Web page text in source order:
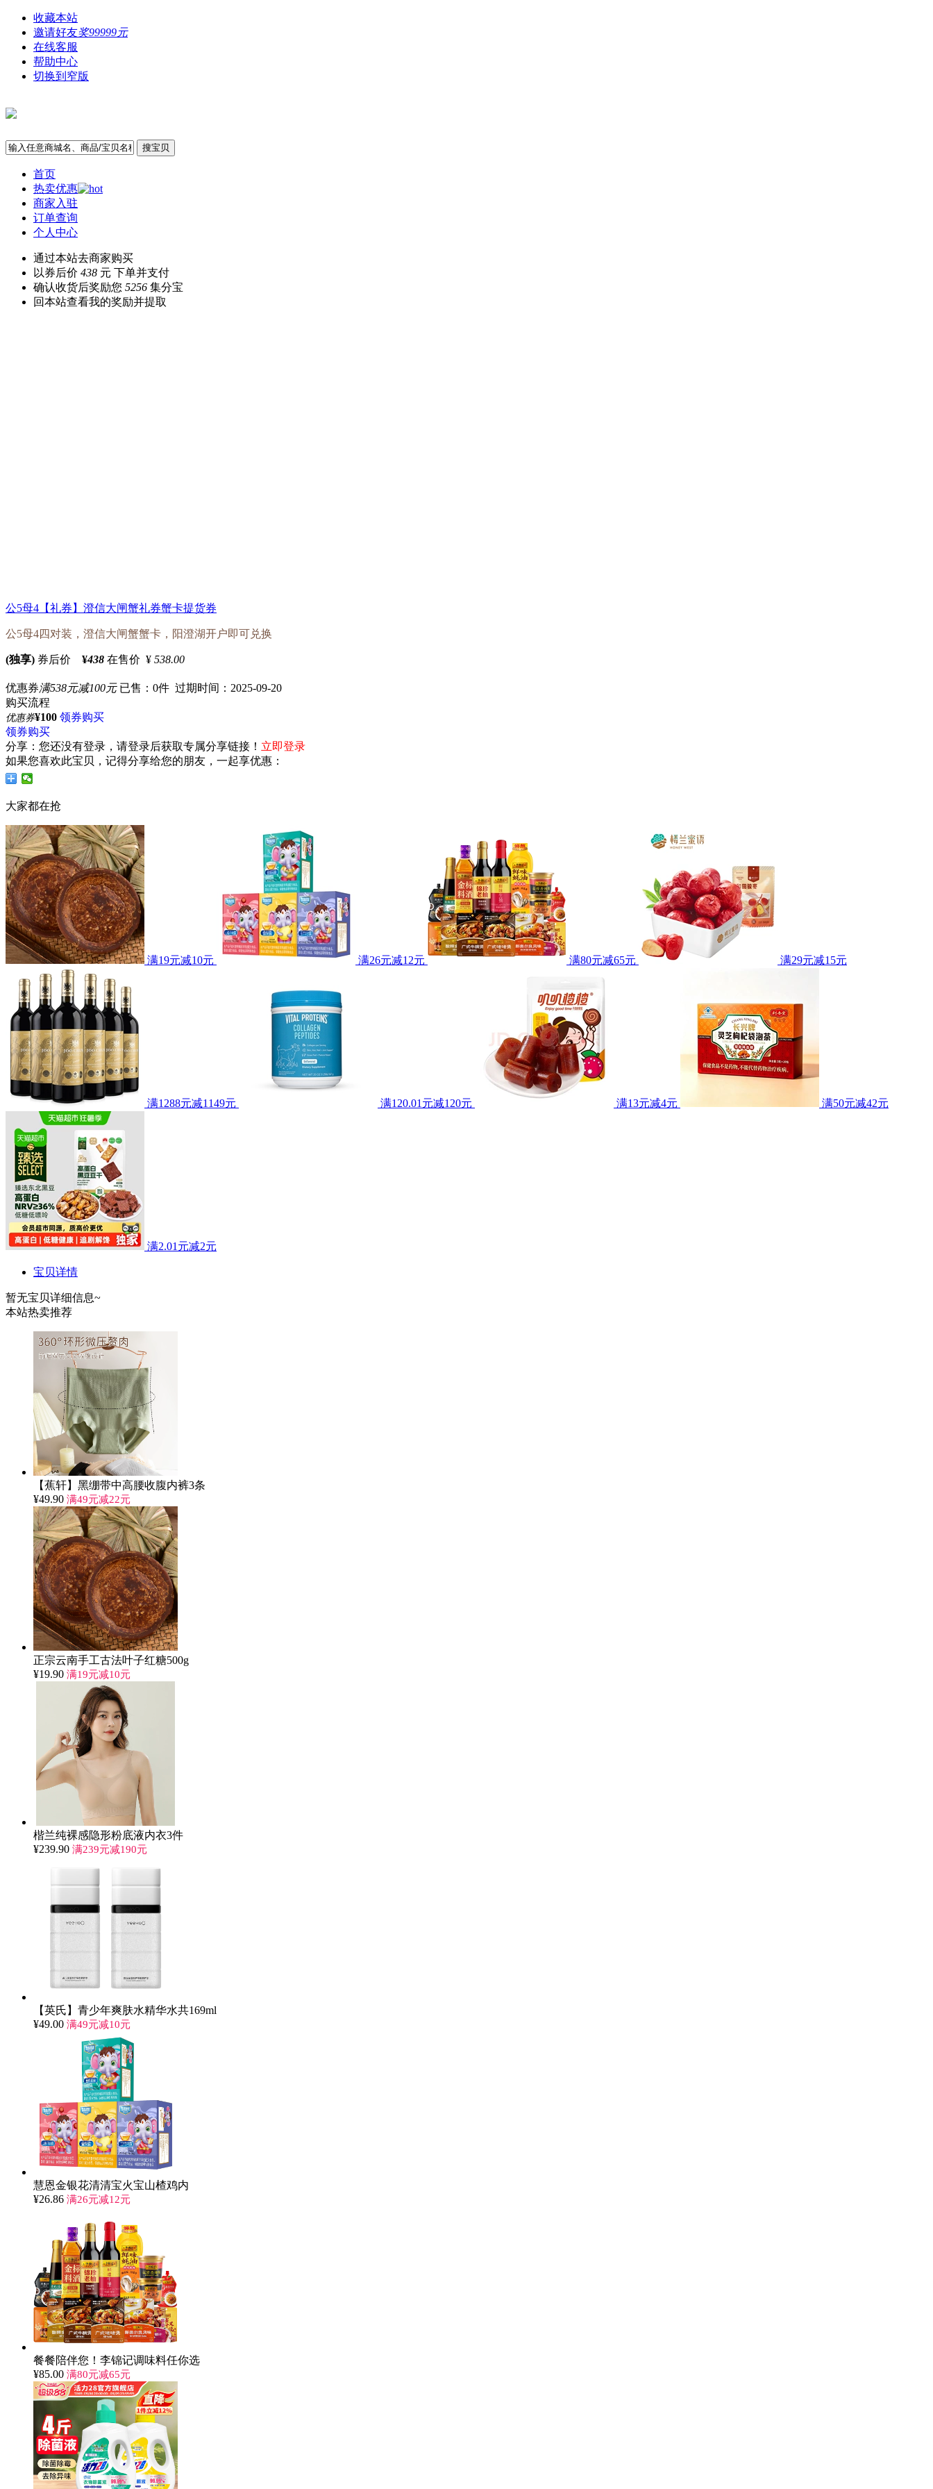
收藏本站
邀请好友奖99999元
在线客服
帮助中心
切换到窄版
搜宝贝
首页
热卖优惠
商家入驻
订单查询
个人中心
通过本站去商家购买
以券后价 438 元 下单并支付
确认收货后奖励您 5256 集分宝
回本站查看我的奖励并提取
公5母4【礼券】澄信大闸蟹礼券蟹卡提货券
公5母4四对装，澄信大闸蟹蟹卡，阳澄湖开户即可兑换
(独享) 券后价 ¥438 在售价 ¥ 538.00
优惠券满538元减100元 已售：0件 过期时间：2025-09-20
购买流程
优惠券¥100 领券购买
领券购买
分享： 您还没有登录，请登录后获取专属分享链接！ 立即登录
如果您喜欢此宝贝，记得分享给您的朋友，一起享优惠：
大家都在抢
满19元减10元 满26元减12元 满80元减65元 满29元减15元
满1288元减1149元 满120.01元减120元 满13元减4元 满50元减42元
满2.01元减2元
宝贝详情
暂无宝贝详细信息~
本站热卖推荐
【蕉轩】黑绷带中高腰收腹内裤3条
¥49.90 满49元减22元
正宗云南手工古法叶子红糖500g
¥19.90 满19元减10元
楷兰纯裸感隐形粉底液内衣3件
¥239.90 满239元减190元
【英氏】青少年爽肤水精华水共169ml
¥49.00 满49元减10元
慧恩金银花清清宝火宝山楂鸡内
¥26.86 满26元减12元
餐餐陪伴您！李锦记调味料任你选
¥85.00 满80元减65元